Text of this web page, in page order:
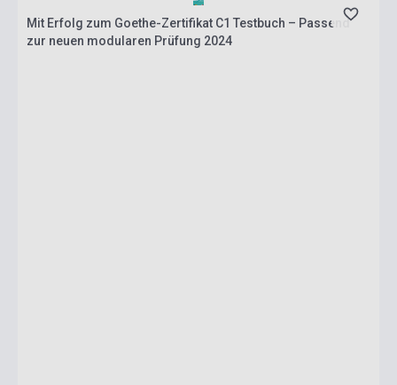
Mit Erfolg zum Goethe-Zertifikat C1 Testbuch – Passend
zur neuen modularen Prüfung 2024